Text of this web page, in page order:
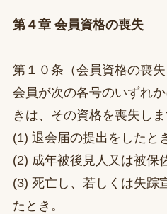
第４章 会員資格の喪失
第１０条（会員資格の喪失
会員が次の各号のいずれ
きは、その資格を喪失しま
(1) 退会届の提出をしたと
(2) 成年被後見人又は被保
(3) 死亡し、若しくは失踪
たとき。